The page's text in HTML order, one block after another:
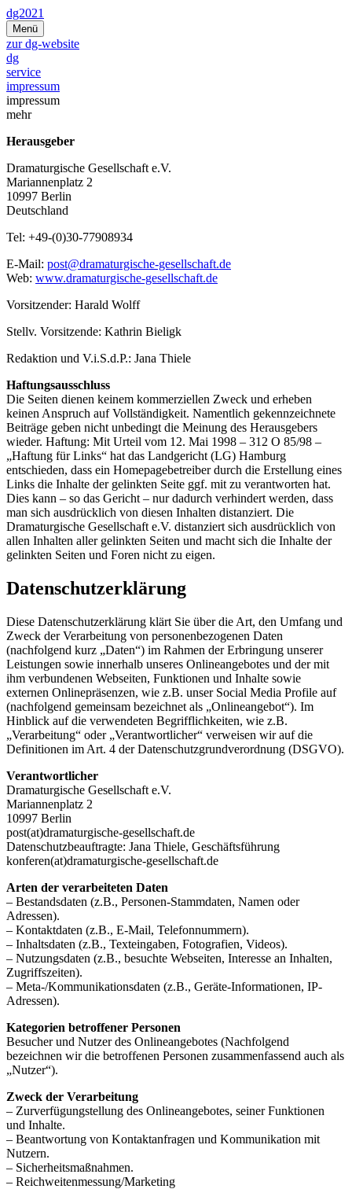
Zum
Inhalt
springen
dg2021
Menü
zur dg-website
dg
service
impressum
impressum
mehr
Herausgeber
Dramaturgische Gesellschaft e.V.
Mariannenplatz 2
10997 Berlin
Deutschland
Tel: +49-(0)30-77908934
E-Mail: post@dramaturgische-gesellschaft.de
Web: www.dramaturgische-gesellschaft.de
Vorsitzender: Harald Wolff
Stellv. Vorsitzende: Kathrin Bieligk
Redaktion und V.i.S.d.P.: Jana Thiele
Haftungsausschluss
Die Seiten dienen keinem kommerziellen Zweck und erheben
keinen Anspruch auf Vollständigkeit. Namentlich gekennzeichnete
Beiträge geben nicht unbedingt die Meinung des Herausgebers
wieder. Haftung: Mit Urteil vom 12. Mai 1998 – 312 O 85/98 –
„Haftung für Links“ hat das Landgericht (LG) Hamburg
entschieden, dass ein Homepagebetreiber durch die Erstellung eines
Links die Inhalte der gelinkten Seite ggf. mit zu verantworten hat.
Dies kann – so das Gericht – nur dadurch verhindert werden, dass
man sich ausdrücklich von diesen Inhalten distanziert. Die
Dramaturgische Gesellschaft e.V. distanziert sich ausdrücklich von
allen Inhalten aller gelinkten Seiten und macht sich die Inhalte der
gelinkten Seiten und Foren nicht zu eigen.
Datenschutzerklärung
Diese Datenschutzerklärung klärt Sie über die Art, den Umfang und
Zweck der Verarbeitung von personenbezogenen Daten
(nachfolgend kurz „Daten“) im Rahmen der Erbringung unserer
Leistungen sowie innerhalb unseres Onlineangebotes und der mit
ihm verbundenen Webseiten, Funktionen und Inhalte sowie
externen Onlinepräsenzen, wie z.B. unser Social Media Profile auf
(nachfolgend gemeinsam bezeichnet als „Onlineangebot“). Im
Hinblick auf die verwendeten Begrifflichkeiten, wie z.B.
„Verarbeitung“ oder „Verantwortlicher“ verweisen wir auf die
Definitionen im Art. 4 der Datenschutzgrundverordnung (DSGVO).
Verantwortlicher
Dramaturgische Gesellschaft e.V.
Mariannenplatz 2
10997 Berlin
post(at)dramaturgische-gesellschaft.de
Datenschutzbeauftragte: Jana Thiele, Geschäftsführung
konferen(at)dramaturgische-gesellschaft.de
Arten der verarbeiteten Daten
– Bestandsdaten (z.B., Personen-Stammdaten, Namen oder
Adressen).
– Kontaktdaten (z.B., E-Mail, Telefonnummern).
– Inhaltsdaten (z.B., Texteingaben, Fotografien, Videos).
– Nutzungsdaten (z.B., besuchte Webseiten, Interesse an Inhalten,
Zugriffszeiten).
– Meta-/Kommunikationsdaten (z.B., Geräte-Informationen, IP-
Adressen).
Kategorien betroffener Personen
Besucher und Nutzer des Onlineangebotes (Nachfolgend
bezeichnen wir die betroffenen Personen zusammenfassend auch als
„Nutzer“).
Zweck der Verarbeitung
– Zurverfügungstellung des Onlineangebotes, seiner Funktionen
und Inhalte.
– Beantwortung von Kontaktanfragen und Kommunikation mit
Nutzern.
– Sicherheitsmaßnahmen.
– Reichweitenmessung/Marketing